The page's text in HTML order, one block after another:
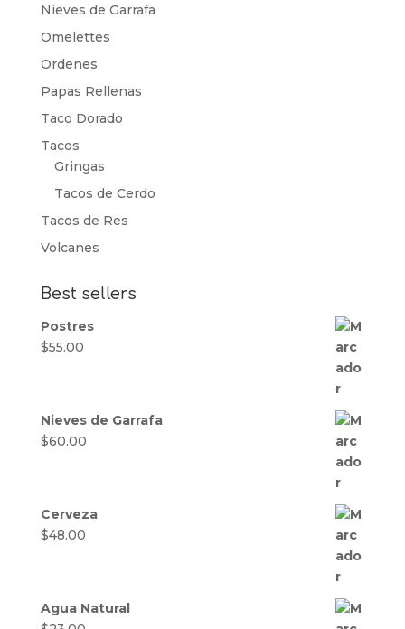
Nieves de Garrafa
Omelettes
Ordenes
Papas Rellenas
Taco Dorado
Tacos
Gringas
Tacos de Cerdo
Tacos de Res
Volcanes
Best sellers
Postres
$55.00
Nieves de Garrafa
$60.00
Cerveza
$48.00
Agua Natural